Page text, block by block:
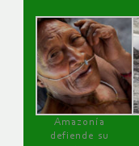
Amazonía
defiende su